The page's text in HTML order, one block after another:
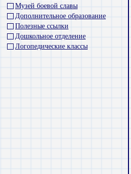
Музей боевой славы
Дополнительное образование
Полезные ссылки
Дошкольное отделение
Логопедические классы